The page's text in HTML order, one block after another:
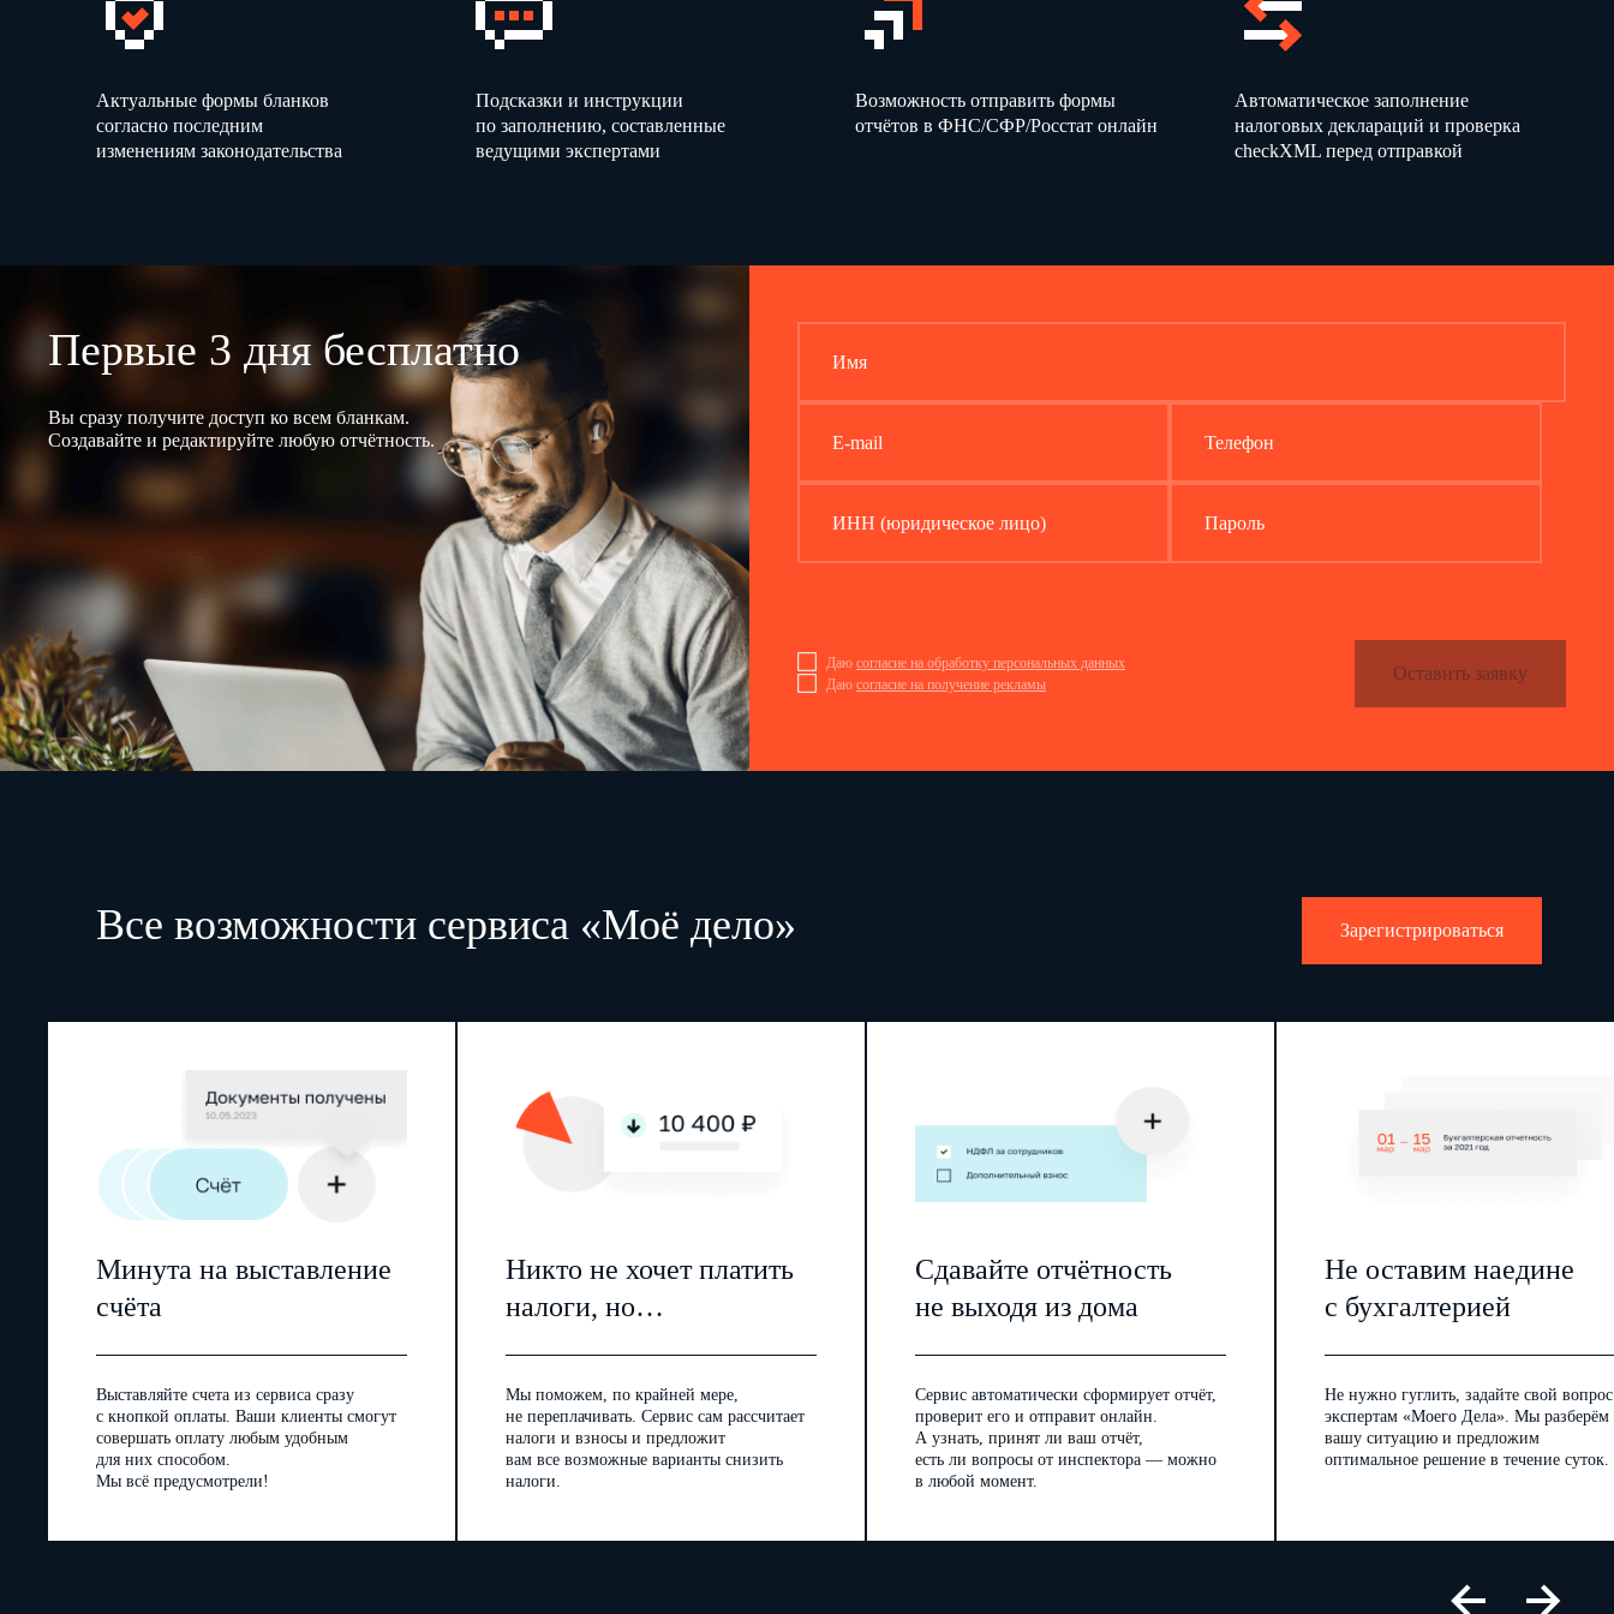
4.1. За неисполнение или ненадлежащее исполнение своих обязанностей, предусмотренных настоящей
материального ущерба и ущерба деловой репутацииООО "Бета"), – в соответствии с действующим трудовым,
гражданским, административным и уголовным законодательством.
Должностная инструкция разработана в соответствии сПриказомгенерального директора ООО "Бета"№1-Прот
01.06.2012
Должностную инструкцию состави
Начальник отдела кадров
С инструкциейознакомле
Согласовано:
Юрист_________________________
20.07.2012
Актуальные формы бланков
согласно последним
изменениям законодательства
Подсказки и инструкции
по заполнению, составленные
ведущими экспертами
Возможность отправить формы
отчётов в ФНС/СФР/Росстат онлайн
Автоматическое заполнение
налоговых деклараций и проверка
checkXML перед отправкой
Первые 3 дня бесплатно
Вы сразу получите доступ ко всем бланкам.
Создавайте и редактируйте любую отчётность.
Имя
E-mail Телефон
ИНН (юридическое лицо) Пароль
Даю согласие на обработку персональных данных
Даю согласие на получение рекламы
Оставить заявку
Все возможности сервиса «Моё дело» Зарегистрироваться
Минута на выставление
счёта
Выставляйте счета из сервиса сразу
с кнопкой оплаты. Ваши клиенты смогут
совершать оплату любым удобным
для них способом.
Мы всё предусмотрели!
Никто не хочет платить
налоги, но…
Мы поможем, по крайней мере,
не переплачивать. Сервис сам рассчитает
налоги и взносы и предложит
вам все возможные варианты снизить
налоги.
Сдавайте отчётность
не выходя из дома
Сервис автоматически сформирует отчёт,
проверит его и отправит онлайн.
А узнать, принят ли ваш отчёт,
есть ли вопросы от инспектора — можно
в любой момент.
Не оставим наедине
с бухгалтерией
Не нужно гуглить, задайте свой вопрос
экспертам «Моего Дела». Мы разберём
вашу ситуацию и предложим
оптимальное решение в течение суток.